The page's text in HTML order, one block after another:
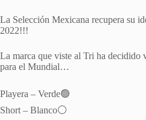
La Selección Mexicana recupera su
2022!!!
La marca que viste al Tri ha decidido
para el Mundial…
Playera – Verde🟢
Short – Blanco⚪️